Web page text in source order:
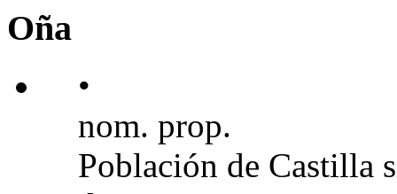
Oña
•
nom. prop.
Población de Castilla